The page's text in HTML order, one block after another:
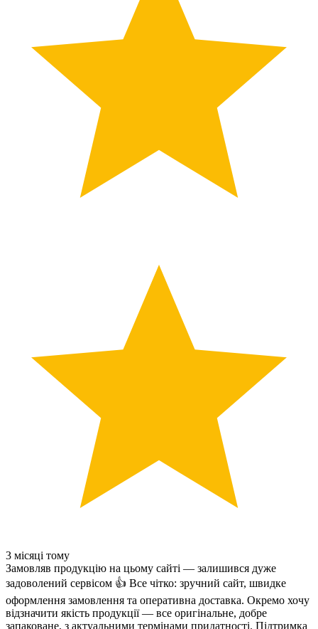
3 місяці тому
Замовляв продукцію на цьому сайті — залишився дуже
задоволений сервісом 👍 Все чітко: зручний сайт, швидке
оформлення замовлення та оперативна доставка. Окремо хочу
відзначити якість продукції — все оригінальне, добре
запаковане, з актуальними термінами придатності. Підтримка